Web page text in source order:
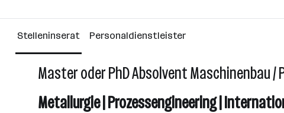
Linz
Stelleninserat Personaldienstleister
Master oder PhD Absolvent Maschinenbau /
Metallurgie | Prozessengineering |